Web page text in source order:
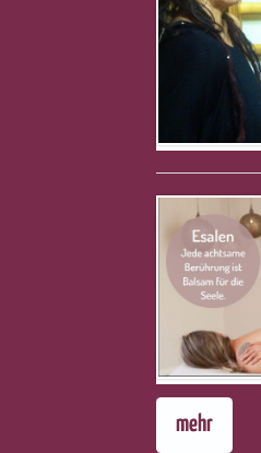
mehr